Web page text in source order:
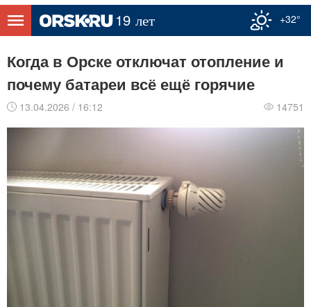
+32°
Когда в Орске отключат отопление и
почему батареи всё ещё горячие
13.04.2026 / 16:12 14751